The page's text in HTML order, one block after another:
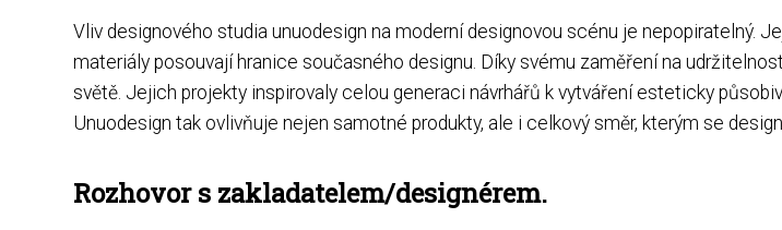
Vliv designového studia unuodesign na moderní designovou scénu je nepopiratelný.
materiály posouvají hranice současného designu. Díky svému zaměření na
světě. Jejich projekty inspirovaly celou generaci návrhářů k vytváření esteticky
Unuodesign tak ovlivňuje nejen samotné produkty, ale i celkový směr, kterým se
Rozhovor s zakladatelem/designérem.